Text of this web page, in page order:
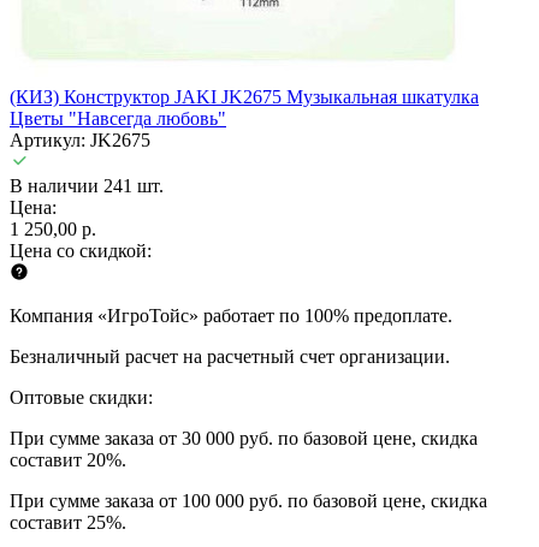
(КИЗ) Конструктор JAKI JK2675 Музыкальная шкатулка
Цветы "Навсегда любовь"
Артикул: JK2675
В наличии 241 шт.
Цена:
1 250,00 р.
Цена со скидкой:
Компания «ИгроТойс» работает по 100% предоплате.
Безналичный расчет на расчетный счет организации.
Оптовые скидки:
При сумме заказа от 30 000 руб. по базовой цене, скидка
составит 20%.
При сумме заказа от 100 000 руб. по базовой цене, скидка
составит 25%.